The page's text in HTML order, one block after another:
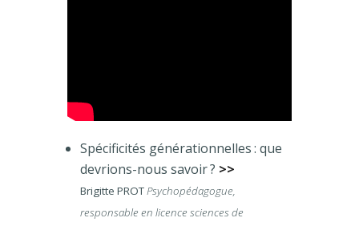
Spécificités générationnelles : que
devrions-nous savoir ? >>
Brigitte PROTPsychopédagogue,
responsable en licence sciences de